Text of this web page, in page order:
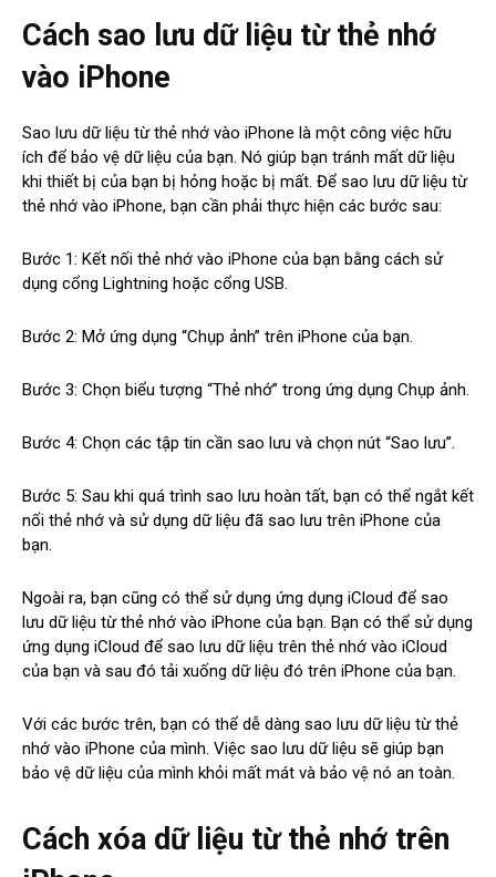
Cách sao lưu dữ liệu từ thẻ nhớ
vào iPhone
Sao lưu dữ liệu từ thẻ nhớ vào iPhone là một công việc hữu
ích để bảo vệ dữ liệu của bạn. Nó giúp bạn tránh mất dữ liệu
khi thiết bị của bạn bị hỏng hoặc bị mất. Để sao lưu dữ liệu từ
thẻ nhớ vào iPhone, bạn cần phải thực hiện các bước sau:
Bước 1: Kết nối thẻ nhớ vào iPhone của bạn bằng cách sử
dụng cổng Lightning hoặc cổng USB.
Bước 2: Mở ứng dụng “Chụp ảnh” trên iPhone của bạn.
Bước 3: Chọn biểu tượng “Thẻ nhớ” trong ứng dụng Chụp ảnh.
Bước 4: Chọn các tập tin cần sao lưu và chọn nút “Sao lưu”.
Bước 5: Sau khi quá trình sao lưu hoàn tất, bạn có thể ngắt kết
nối thẻ nhớ và sử dụng dữ liệu đã sao lưu trên iPhone của
bạn.
Ngoài ra, bạn cũng có thể sử dụng ứng dụng iCloud để sao
lưu dữ liệu từ thẻ nhớ vào iPhone của bạn. Bạn có thể sử dụng
ứng dụng iCloud để sao lưu dữ liệu trên thẻ nhớ vào iCloud
của bạn và sau đó tải xuống dữ liệu đó trên iPhone của bạn.
Với các bước trên, bạn có thể dễ dàng sao lưu dữ liệu từ thẻ
nhớ vào iPhone của mình. Việc sao lưu dữ liệu sẽ giúp bạn
bảo vệ dữ liệu của mình khỏi mất mát và bảo vệ nó an toàn.
Cách xóa dữ liệu từ thẻ nhớ trên